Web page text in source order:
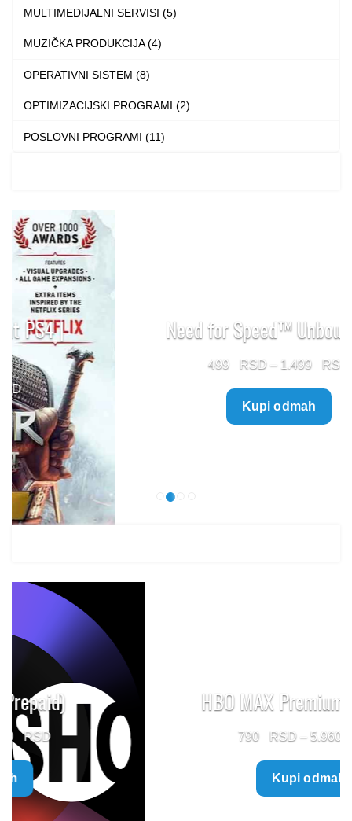
MULTIMEDIJALNI SERVISI (5)
MUZIČKA PRODUKCIJA (4)
OPERATIVNI SISTEM (8)
OPTIMIZACIJSKI PROGRAMI (2)
POSLOVNI PROGRAMI (11)
Need for Speed™ Unbound PS5
1.499
Price
range:
499 $
HBO MAX Premium (Prepaid)
790
Price
range:
790 $